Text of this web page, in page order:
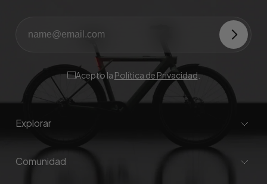
Acepto la Política de Privacidad.
Explorar
Comunidad